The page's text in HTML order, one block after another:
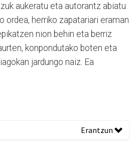
aukeratu eta autorantz abiatu
ordea, herriko zapatariari eraman
nion behin eta berriz
konpondutako boten eta
jardungo naiz. Ea
Erantzun